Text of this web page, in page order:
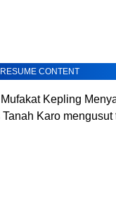
CONTENT
Kepling
Karo mengusut